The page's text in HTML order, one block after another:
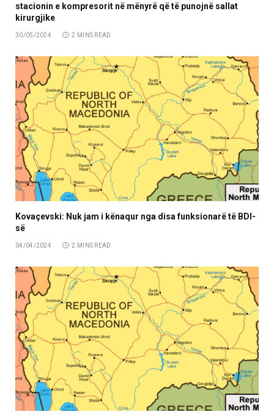
stacionin e kompresorit në mënyrë që të punojnë sallat
kirurgjike
30/05/2024 2 MINS READ
Kovaçevski: Nuk jam i kënaqur nga disa funksionarë të BDI-
së
04/04/2024 2 MINS READ